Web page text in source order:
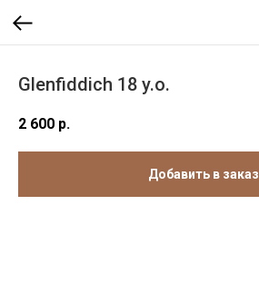
Glenfiddich 18 y.o.
2 600 р.
Добавить в заказ